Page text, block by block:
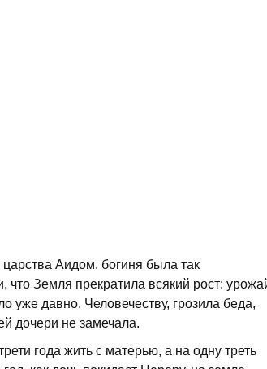
Аидом. богиня была так
что Земля прекратила всякий рост:
уже давно. Человечеству, грозила беда,
дочери не замечала.
года жить с матерью, а на одну треть